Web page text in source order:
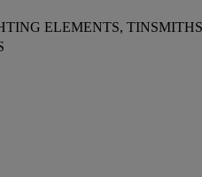
ELEMENTS,